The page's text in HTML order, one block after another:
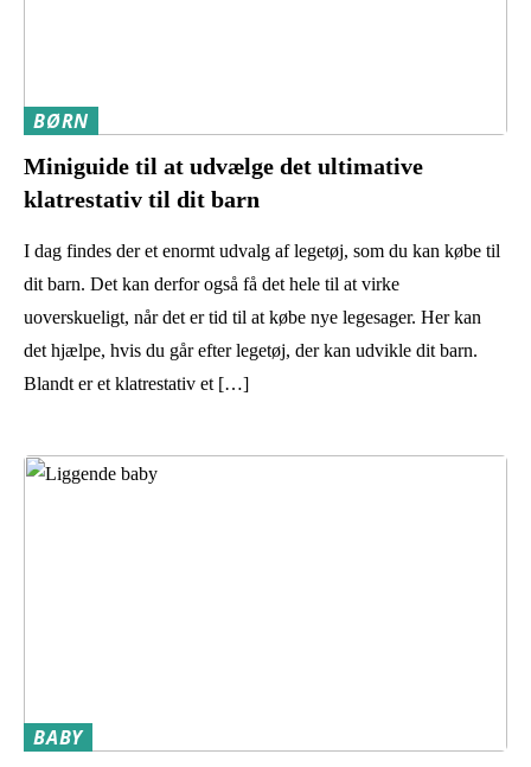
BØRN
Miniguide til at udvælge det ultimative
klatrestativ til dit barn
I dag findes der et enormt udvalg af legetøj, som du kan købe til
dit barn. Det kan derfor også få det hele til at virke
uoverskueligt, når det er tid til at købe nye legesager. Her kan
det hjælpe, hvis du går efter legetøj, der kan udvikle dit barn.
Blandt er et klatrestativ et […]
BABY